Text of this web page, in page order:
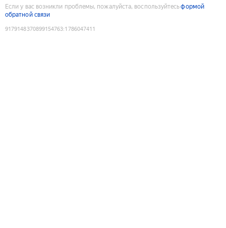
Если у вас возникли проблемы, пожалуйста, воспользуйтесьформой
обратной связи
9179148370899154763:1786047411